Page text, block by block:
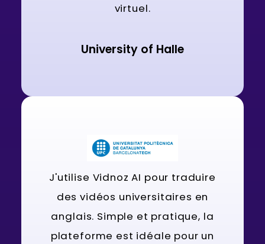
virtuel.
University of Halle
J'utilise Vidnoz AI pour traduire
des vidéos universitaires en
anglais. Simple et pratique, la
plateforme est idéale pour un